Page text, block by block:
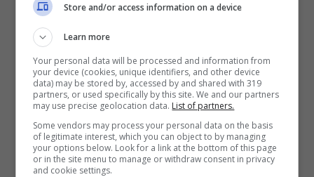
Store and/or access information on a device
Learn more
Your personal data will be processed and information from
your device (cookies, unique identifiers, and other device
data) may be stored by, accessed by and shared with 319
partners, or used specifically by this site. We and our partners
may use precise geolocation data. List of partners.
Some vendors may process your personal data on the basis
of legitimate interest, which you can object to by managing
your options below. Look for a link at the bottom of this page
or in the site menu to manage or withdraw consent in privacy
and cookie settings.